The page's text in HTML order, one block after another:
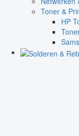
Toner &
HP